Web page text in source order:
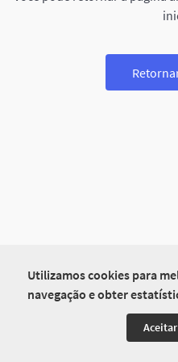
Utilizamos cookies para
navegação e obter